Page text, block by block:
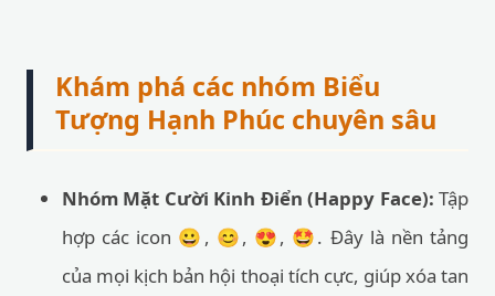
Khám phá các nhóm Biểu
Tượng Hạnh Phúc chuyên sâu
Nhóm Mặt Cười Kinh Điển (Happy Face): Tập
hợp các icon 😀, 😊, 😍, 🤩. Đây là nền tảng
của mọi kịch bản hội thoại tích cực, giúp xóa tan